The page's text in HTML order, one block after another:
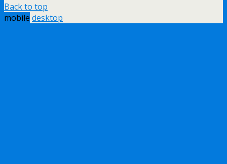
Back to top
mobile desktop